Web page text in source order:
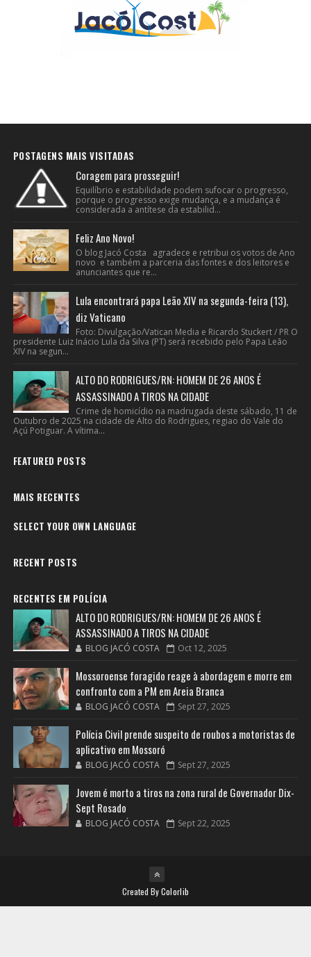
POSTAGENS MAIS VISITADAS
Coragem para prosseguir!
Equilíbrio e estabilidade podem sufocar o progresso,
porque o progresso exige mudança, e a mudança é
considerada a antítese da estabilid...
Feliz Ano Novo!
O blog Jacó Costa agradece e retribui os votos de Ano
novo e também a parceria das fontes e dos leitores e
anunciantes que re...
Lula encontrará papa Leão XIV na segunda-feira (13),
diz Vaticano
Foto: Divulgação/Vatican Media e Ricardo Stuckert / PR O
presidente Luiz Inácio Lula da Silva (PT) será recebido pelo Papa Leão
XIV na segun...
ALTO DO RODRIGUES/RN: HOMEM DE 26 ANOS É
ASSASSINADO A TIROS NA CIDADE
Crime de homicídio na madrugada deste sábado, 11 de
Outubro de 2025 na cidade de Alto do Rodrigues, regiao do Vale do
Açú Potiguar. A vítima...
FEATURED POSTS
MAIS RECENTES
SELECT YOUR OWN LANGUAGE
RECENT POSTS
RECENTES EM POLÍCIA
ALTO DO RODRIGUES/RN: HOMEM DE 26 ANOS É
ASSASSINADO A TIROS NA CIDADE
BLOG JACÓ COSTA Oct 12, 2025
Mossoroense foragido reage à abordagem e morre em
confronto com a PM em Areia Branca
BLOG JACÓ COSTA Sept 27, 2025
Polícia Civil prende suspeito de roubos a motoristas de
aplicativo em Mossoró
BLOG JACÓ COSTA Sept 27, 2025
Jovem é morto a tiros na zona rural de Governador Dix-
Sept Rosado
BLOG JACÓ COSTA Sept 22, 2025
Created ByColorlib